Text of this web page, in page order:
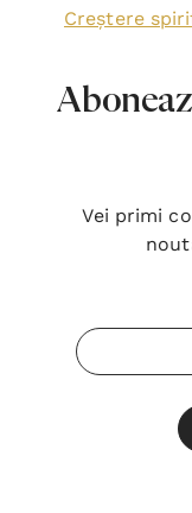
Creștere
Vei primi
Adresa
Email